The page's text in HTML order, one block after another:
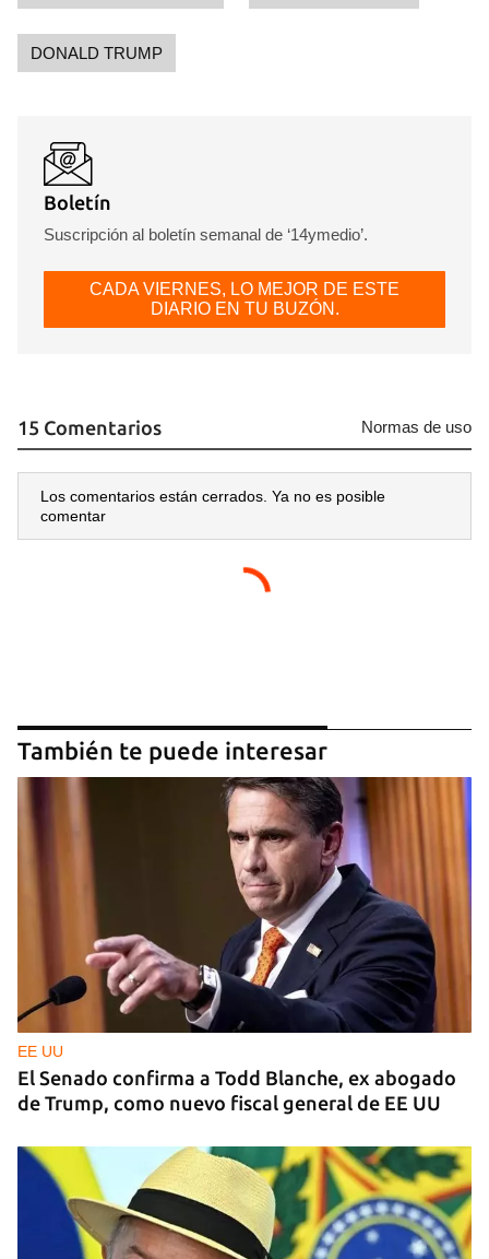
DONALD TRUMP
Boletín
Suscripción al boletín semanal de ‘14ymedio’.
CADA VIERNES, LO MEJOR DE ESTE
DIARIO EN TU BUZÓN.
15 Comentarios Normas de uso
Los comentarios están cerrados. Ya no es posible
comentar
También te puede interesar
EE UU
El Senado confirma a Todd Blanche, ex abogado
de Trump, como nuevo fiscal general de EE UU